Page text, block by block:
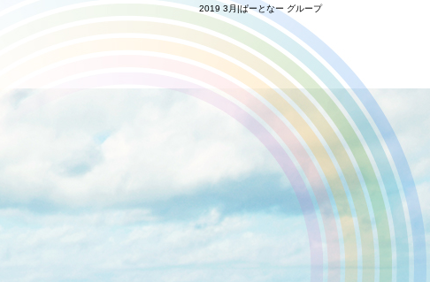
2019 3月|ぱーとなー グループ